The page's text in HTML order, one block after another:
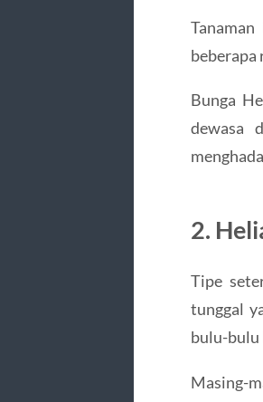
beberapa
Bunga
dewasa
2.
Tipe
tunggal
bulu-bulu
Masing-